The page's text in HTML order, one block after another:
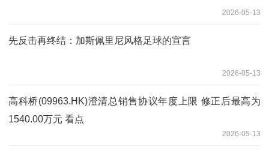
2026-05-13
先反击再终结：加斯佩里尼风格足球的宣言
2026-05-13
高科桥(09963.HK)澄清总销售协议年度上限 修正后最高为
1540.00万元 看点
2026-05-13